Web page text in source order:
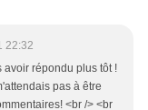
22:32
avoir répondu plus tôt !
pas à être
<br /> <br